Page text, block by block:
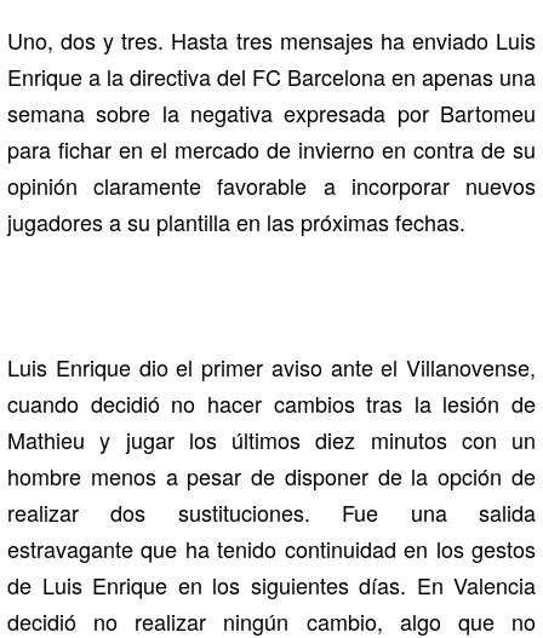
Uno, dos y tres. Hasta tres mensajes ha enviado Luis
Enrique a la directiva del FC Barcelona en apenas una
semana sobre la negativa expresada por Bartomeu
para fichar en el mercado de invierno en contra de su
opinión claramente favorable a incorporar nuevos
jugadores a su plantilla en las próximas fechas.
Luis Enrique dio el primer aviso ante el Villanovense,
cuando decidió no hacer cambios tras la lesión de
Mathieu y jugar los últimos diez minutos con un
hombre menos a pesar de disponer de la opción de
realizar dos sustituciones. Fue una salida
estravagante que ha tenido continuidad en los gestos
de Luis Enrique en los siguientes días. En Valencia
decidió no realizar ningún cambio, algo que no